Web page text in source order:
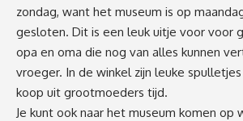
zondag, want het museum is op
gesloten. Dit is een leuk uitje voor voor
opa en oma die nog van alles kunnen
vroeger. In de winkel zijn leuke
koop uit grootmoeders tijd.
Je kunt ook naar het museum komen op